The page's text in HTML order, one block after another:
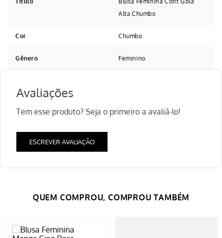
Alta Chumbo
Cor Chumbo
Gênero Feminino
Avaliações
Tem esse produto? Seja o primeiro a avaliá-lo!
ESCREVER AVALIAÇÃO